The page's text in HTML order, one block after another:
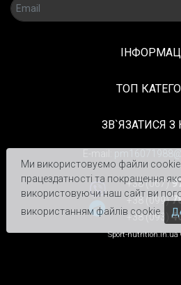
TOП
ЗВ`ЯЗАТИСЯ З
E-mail:
+38 (067)
+38 (099)
+38 (093)
Sport-nutrition.in.ua
Ми використовуємо файли cookie
працездатності та покращення
використовуючи наш сайт ви
використанням файлів cookie.